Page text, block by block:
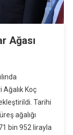
Ağası
Ağalık Koç
Tarihi
ağalığı
bin 952 lirayla